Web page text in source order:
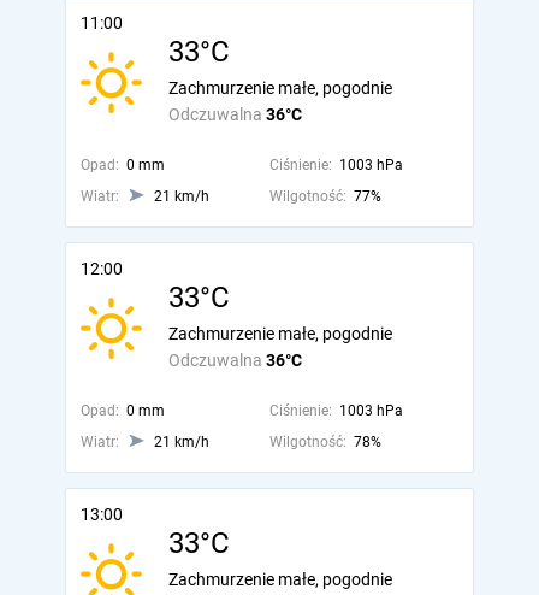
11:00
33°C
Odczuwalna 36°C
Zachmurzenie małe, pogodnie
Opad: 0 mm Ciśnienie: 1003 hPa
Wiatr:
21 km/h Wilgotność: 77%
12:00
33°C
Odczuwalna 36°C
Zachmurzenie małe, pogodnie
Opad: 0 mm Ciśnienie: 1003 hPa
Wiatr:
21 km/h Wilgotność: 78%
13:00
33°C
Zachmurzenie małe, pogodnie